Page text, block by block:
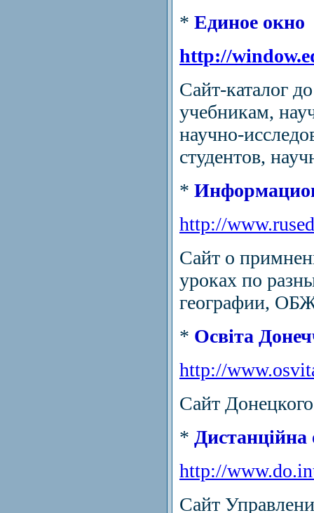
* Единое окно
http://
Сайт-каталог
учебникам,
научно-
студентов,
*
http://
Сайт о
уроках по
географии,
* Освіта
http://
Сайт
* Дистанційна
http://
Сайт